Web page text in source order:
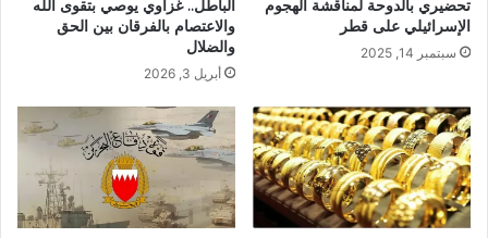
تحضيري بالدوحة لمناقشة الهجوم
الإسرائيلي على قطر
سبتمبر 14, 2025
الباطل.. غزاوي يوصي بتقوى الله
والاعتصام بالفرقان بين الحق
والضلال
أبريل 3, 2026